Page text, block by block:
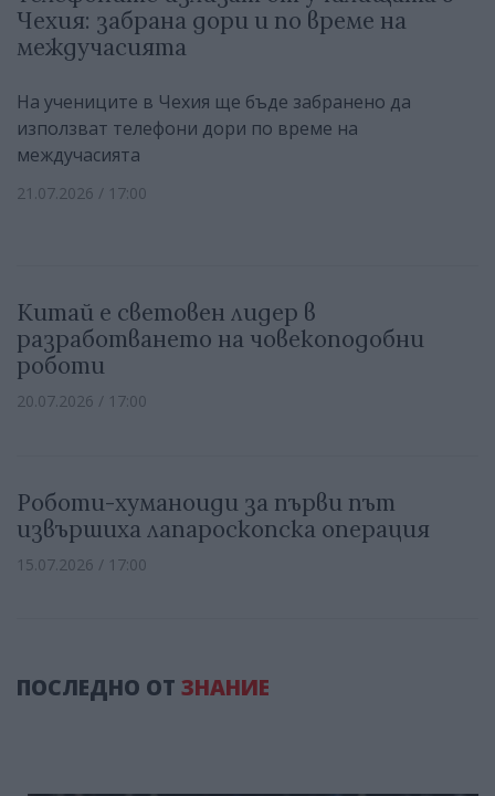
Чехия: забрана дори и по време на
междучасията
На учениците в Чехия ще бъде забранено да
използват телефони дори по време на
междучасията
21.07.2026 / 17:00
Китай е световен лидер в
разработването на човекоподобни
роботи
20.07.2026 / 17:00
Роботи-хуманоиди за първи път
извършиха лапароскопска операция
15.07.2026 / 17:00
ПОСЛЕДНО ОТ ЗНАНИЕ